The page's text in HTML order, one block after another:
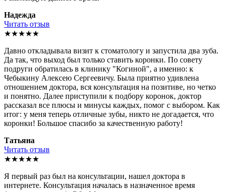
Надежда
Читать отзыв
★★★★★
Давно откладывала визит к стоматологу и запустила два зуба.
Да так, что выход был только ставить коронки. По совету
подруги обратилась в клинику "Когиной", а именно: к
Чебыкину Алексею Сергеевичу. Была приятно удивлена
отношением доктора, вся консультация на позитиве, но четко
и понятно. Далее приступили к подбору коронок, доктор
рассказал все плюсы и минусы каждых, помог с выбором. Как
итог: у меня теперь отличные зубы, никто не догадается, что
коронки! Большое спасибо за качественную работу!
Татьяна
Читать отзыв
★★★★★
Я первый раз был на консультации, нашел доктора в
интернете. Консультация началась в назначенное время